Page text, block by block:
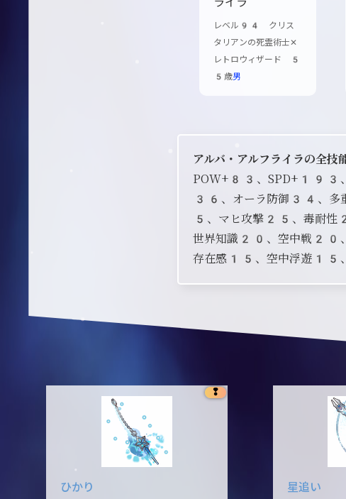
レベル94 クリス
タリアンの死霊術士✕
レトロウィザード 5
5歳男
アルバ・アルフライラの全技
POW+83、SPD+193
36、オーラ防御34、
5、マヒ攻撃25、毒耐
世界知識20、空中戦
存在感15、空中浮遊15
❢
ひかり
星追い